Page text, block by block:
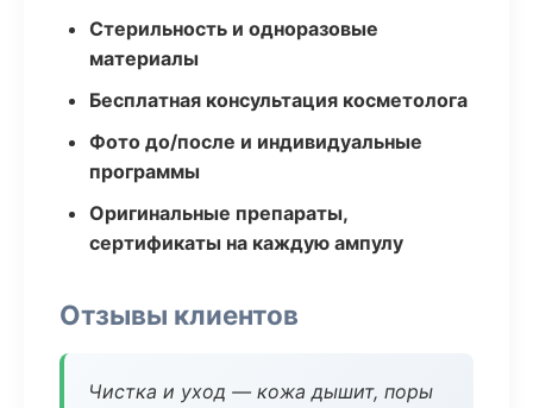
Стерильность и одноразовые
материалы
Бесплатная консультация косметолога
Фото до/после и индивидуальные
программы
Оригинальные препараты,
сертификаты на каждую ампулу
Отзывы клиентов
Чистка и уход — кожа дышит, поры